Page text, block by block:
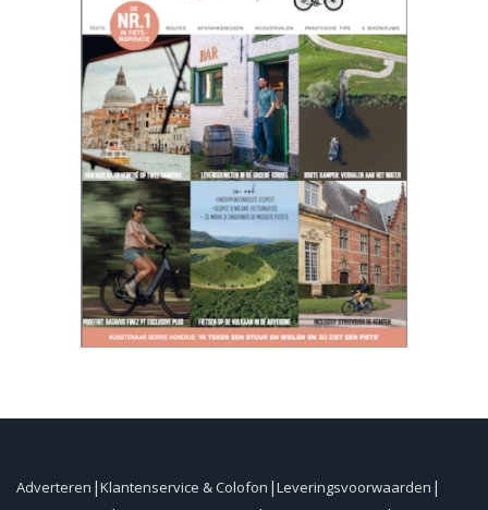
Adverteren Klantenservice & Colofon Leveringsvoorwaarden